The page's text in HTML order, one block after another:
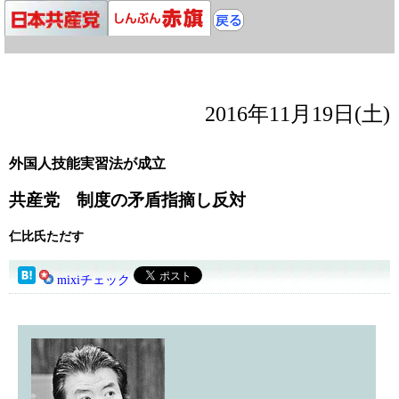
2016年11月19日(土)
外国人技能実習法が成立
共産党 制度の矛盾指摘し反対
仁比氏ただす
mixiチェック